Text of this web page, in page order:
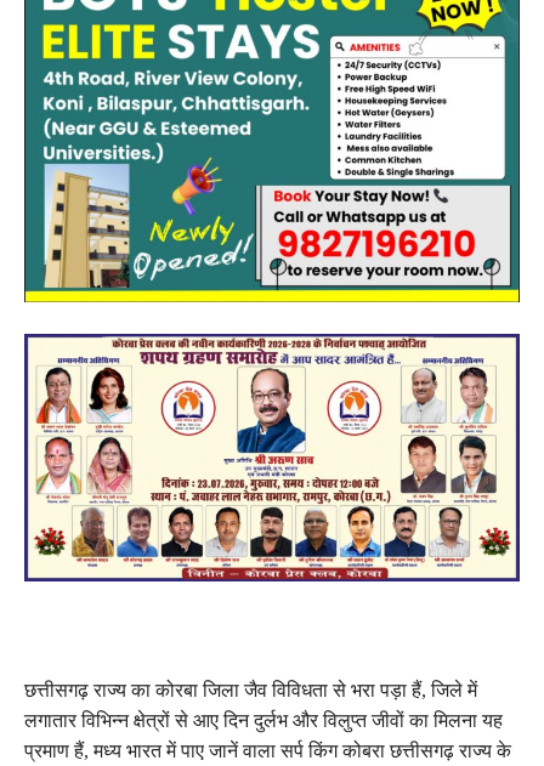
छत्तीसगढ़ राज्य का कोरबा जिला जैव विविधता से भरा पड़ा हैं, जिले में
लगातार विभिन्न क्षेत्रों से आए दिन दुर्लभ और विलुप्त जीवों का मिलना यह
प्रमाण हैं, मध्य भारत में पाए जानें वाला सर्प किंग कोबरा छत्तीसगढ़ राज्य के